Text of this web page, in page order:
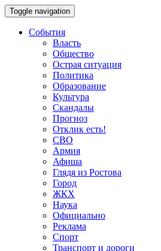
Toggle navigation
События
Власть
Общество
Острая ситуация
Политика
Образование
Культура
Скандалы
Прогноз
Отклик есть!
СВО
Армия
Афиша
Глядя из Ростова
Город
ЖКХ
Наука
Официально
Реклама
Спорт
Транспорт и дороги